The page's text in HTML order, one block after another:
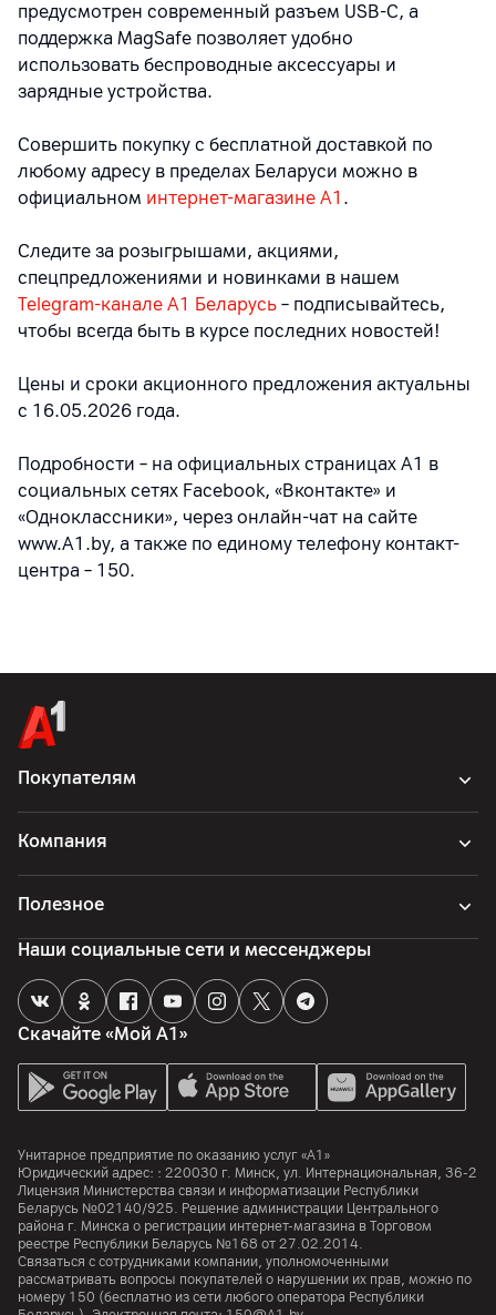
предусмотрен современный разъем USB-C, а
поддержка MagSafe позволяет удобно
использовать беспроводные аксессуары и
зарядные устройства.
Совершить покупку с бесплатной доставкой по
любому адресу в пределах Беларуси можно в
официальном интернет-магазине А1 .
Следите за розыгрышами, акциями,
спецпредложениями и новинками в нашем
Telegram-канале A1 Беларусь – подписывайтесь,
чтобы всегда быть в курсе последних новостей!
Цены и сроки акционного предложения актуальны
с 16.05.2026 года.
Подробности – на официальных страницах A1 в
социальных сетях Facebook, «Вконтакте» и
«Одноклассники», через онлайн-чат на сайте
www.A1.by, а также по единому телефону контакт-
центра – 150.
Покупателям
Компания
Полезное
Скачайте «Мой А1»
Наши социальные сети и мессенджеры
Унитарное предприятие по оказанию услуг «А1»
Юридический адрес: : 220030 г. Минск, ул. Интернациональная, 36-2
Лицензия Министерства связи и информатизации Республики
Беларусь №02140/925. Решение администрации Центрального
района г. Минска о регистрации интернет-магазина в Торговом
реестре Республики Беларусь №168 от 27.02.2014.
Связаться с сотрудниками компании, уполномоченными
рассматривать вопросы покупателей о нарушении их прав, можно по
номеру 150 (бесплатно из сети любого оператора Республики